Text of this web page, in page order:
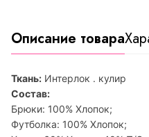
Описание товара
Ткань: Интерлок . кулир
Состав:
Брюки: 100% Хлопок;
Футболка: 100% Хлопок;